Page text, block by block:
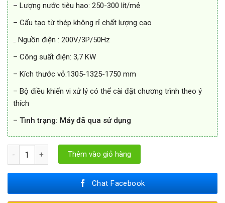
– Lượng nước tiêu hao: 250-300 lít/mẻ
– Cấu tạo từ thép không rỉ chất lượng cao
₋ Nguồn điện : 200V/3P/50Hz
– Công suất điện: 3,7 KW
– Kích thước vỏ:1305-1325-1750 mm
– Bộ điều khiển vi xử lý có thể cài đặt chương trình theo ý
thích
– Tình trạng: Máy đã qua sử dụng
Máy giặt công nghiệp Nippre IDEAL 250A 25kg Nhật Bãi số lượng
Thêm vào giỏ hàng
Chat Facebook